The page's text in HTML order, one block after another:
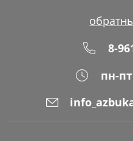
8-
пн-